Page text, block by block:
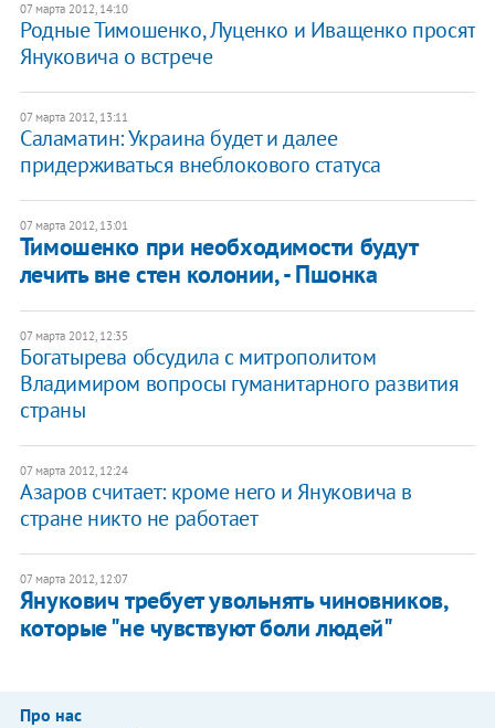
07 марта 2012, 14:10
Родные Тимошенко, Луценко и Иващенко просят
Януковича о встрече
07 марта 2012, 13:11
​Саламатин: Украина будет и далее
придерживаться внеблокового статуса
07 марта 2012, 13:01
​Тимошенко при необходимости будут
лечить вне стен колонии, - Пшонка
07 марта 2012, 12:35
Богатырева обсудила с митрополитом
Владимиром вопросы гуманитарного развития
страны
07 марта 2012, 12:24
Азаров считает: кроме него и Януковича в
стране никто не работает
07 марта 2012, 12:07
Янукович требует увольнять чиновников,
которые "не чувствуют боли людей"
Про нас